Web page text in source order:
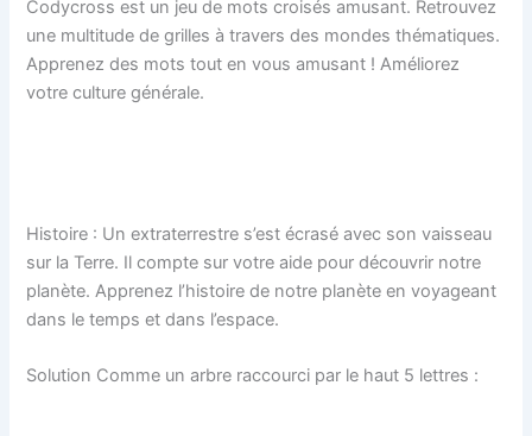
Codycross est un jeu de mots croisés amusant. Retrouvez
une multitude de grilles à travers des mondes thématiques.
Apprenez des mots tout en vous amusant ! Améliorez
votre culture générale.
Histoire : Un extraterrestre s’est écrasé avec son vaisseau
sur la Terre. Il compte sur votre aide pour découvrir notre
planète. Apprenez l’histoire de notre planète en voyageant
dans le temps et dans l’espace.
Solution Comme un arbre raccourci par le haut 5 lettres :